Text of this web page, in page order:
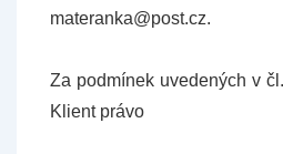
materanka@post.cz.
Za podmínek uvedených v
Klient právo